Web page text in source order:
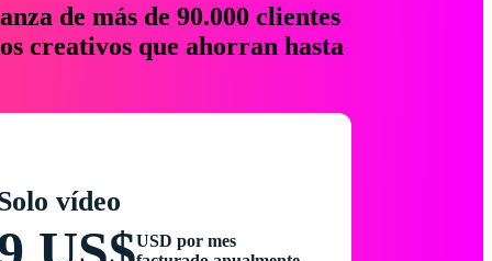
de más de 90.000 clientes
creativos que ahorran hasta
vídeo
USD por mes